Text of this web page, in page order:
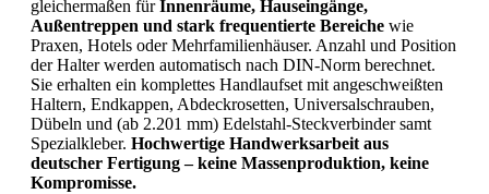
gleichermaßen fürInnenräume, Hauseingänge,
Außentreppen und stark frequentierte Bereiche wie
Praxen, Hotels oder Mehrfamilienhäuser. Anzahl und Position
der Halter werden automatisch nach DIN-Norm berechnet.
Sie erhalten ein komplettes Handlaufset mit angeschweißten
Haltern, Endkappen, Abdeckrosetten, Universalschrauben,
Dübeln und (ab 2.201 mm) Edelstahl-Steckverbinder samt
Spezialkleber. Hochwertige Handwerksarbeit aus
deutscher Fertigung – keine Massenproduktion, keine
Kompromisse.